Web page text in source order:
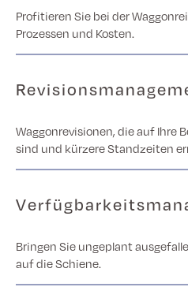
Profitieren Sie bei der
Prozessen und Kosten.
Waggonrevisionen, die auf Ihre
sind und kürzere Standzeiten
Bringen Sie ungeplant
auf die Schiene.